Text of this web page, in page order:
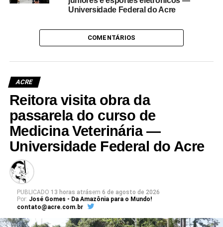
Universidade Federal do Acre
COMENTÁRIOS
ACRE
Reitora visita obra da
passarela do curso de
Medicina Veterinária —
Universidade Federal do Acre
PUBLICADO 13 horas atrásem 6 de agosto de 2026
Por: José Gomes - Da Amazônia para o Mundo!
contato@acre.com.br